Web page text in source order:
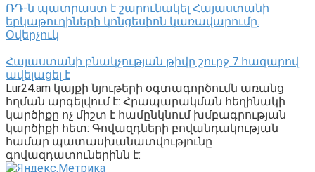
ՌԴ-ն պատրաստ է շարունակել Հայաստանի
երկաթուղիների կոնցեսիոն կառավարումը.
Օվերչուկ
Հայաստանի բնակչության թիվը շուրջ 7 հազարով
ավելացել է
Lur24.am կայքի նյութերի օգտագործումն առանց
հղման արգելվում է: Հրապարակման հեղինակի
կարծիքը ոչ միշտ է համընկնում խմբագրության
կարծիքի հետ: Գովազդների բովանդակության
համար պատասխանատվությունը
գովազդատուներինն է: